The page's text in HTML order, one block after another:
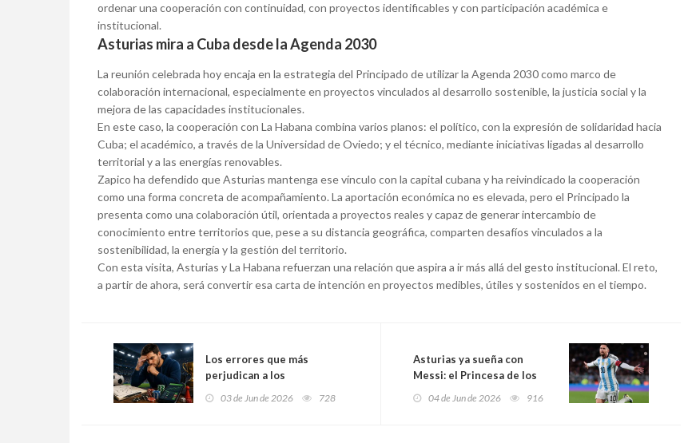
ordenar una cooperación con continuidad, con proyectos identificables y con participación académica e
institucional.
Asturias mira a Cuba desde la Agenda 2030
La reunión celebrada hoy encaja en la estrategia del Principado de utilizar la Agenda 2030 como marco de
colaboración internacional, especialmente en proyectos vinculados al desarrollo sostenible, la justicia social y la
mejora de las capacidades institucionales.
En este caso, la cooperación con La Habana combina varios planos: el político, con la expresión de solidaridad hacia
Cuba; el académico, a través de la Universidad de Oviedo; y el técnico, mediante iniciativas ligadas al desarrollo
territorial y a las energías renovables.
Zapico ha defendido que Asturias mantenga ese vínculo con la capital cubana y ha reivindicado la cooperación
como una forma concreta de acompañamiento. La aportación económica no es elevada, pero el Principado la
presenta como una colaboración útil, orientada a proyectos reales y capaz de generar intercambio de
conocimiento entre territorios que, pese a su distancia geográfica, comparten desafíos vinculados a la
sostenibilidad, la energía y la gestión del territorio.
Con esta visita, Asturias y La Habana refuerzan una relación que aspira a ir más allá del gesto institucional. El reto,
a partir de ahora, será convertir esa carta de intención en proyectos medibles, útiles y sostenidos en el tiempo.
Los errores que más
perjudican a los
apostadores principiantes y
03 de Jun de 2026 728
Asturias ya sueña con
Messi: el Princesa de los
Deportes corona al
04 de Jun de 2026 916